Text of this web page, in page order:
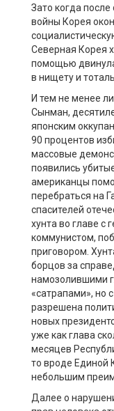
Зато когда
войны Корея
Северная Корея
помощью
в нищету и
И тем не менее
Сынман,
японским
90 процентов
массовые
появились
американцы
перебраться на
спасителей
хунта во главе с
коммунистом,
приговором.
борцов за
намозолившими
«сатрапами», но
разрешена
новых
уже как глава
месяцев
то вроде Единой
небольшим
Далее о